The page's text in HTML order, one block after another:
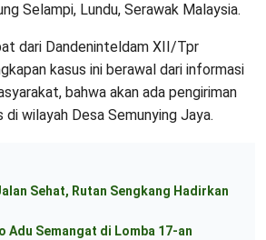
Selampi, Lundu, Serawak Malaysia.
dari Dandeninteldam XII/Tpr
kasus ini berawal dari informasi
bahwa akan ada pengiriman
wilayah Desa Semunying Jaya.
Sehat, Rutan Sengkang Hadirkan
Adu Semangat di Lomba 17-an